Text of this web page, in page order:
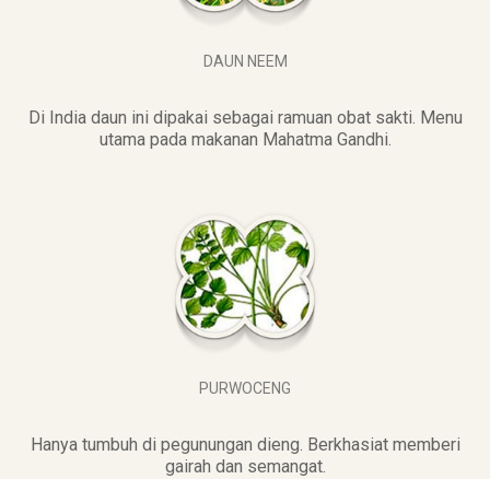
DAUN NEEM
Di India daun ini dipakai sebagai ramuan obat sakti. Menu
utama pada makanan Mahatma Gandhi.
PURWOCENG
Hanya tumbuh di pegunungan dieng. Berkhasiat memberi
gairah dan semangat.